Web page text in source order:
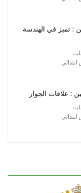
: تميز في الهندسة
: علاقات الجوار